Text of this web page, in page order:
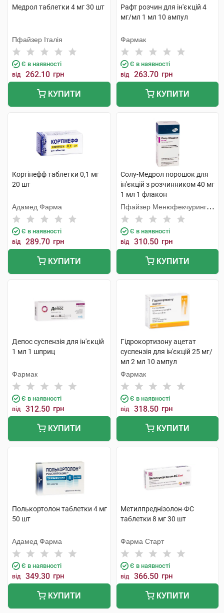
Медрол таблетки 4 мг 30 шт
Пфайзер Італія
Є в наявності
від 262.10 грн
КУПИТИ
Рафт розчин для ін'єкцій 4
мг/мл 1 мл 10 ампул
Фармак
Є в наявності
від 263.70 грн
КУПИТИ
Кортінефф таблетки 0,1 мг
20 шт
Адамед Фарма
Є в наявності
від 289.70 грн
КУПИТИ
Солу-Медрол порошок для
ін'єкцій з розчинником 40 мг
1 мл 1 флакон
Пфайзер Менюфекчуринг
Бельгія
Є в наявності
від 310.50 грн
КУПИТИ
Депос суспензія для ін'єкцій
1 мл 1 шприц
Фармак
Є в наявності
від 312.50 грн
КУПИТИ
Гідрокортизону ацетат
суспензія для ін'єкцій 25 мг/
мл 2 мл 10 ампул
Фармак
Є в наявності
від 318.50 грн
КУПИТИ
Полькортолон таблетки 4 мг
50 шт
Адамед Фарма
Є в наявності
від 349.30 грн
КУПИТИ
Метилпреднізолон-ФС
таблетки 8 мг 30 шт
Фарма Старт
Є в наявності
від 366.50 грн
КУПИТИ